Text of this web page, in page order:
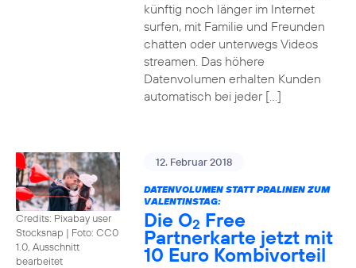
künftig noch länger im Internet
surfen, mit Familie und Freunden
chatten oder unterwegs Videos
streamen. Das höhere
Datenvolumen erhalten Kunden
automatisch bei jeder […]
Credits: Pixabay user
Stocksnap | Foto: CC0
1.0, Ausschnitt
bearbeitet
12. Februar 2018
DATENVOLUMEN STATT PRALINEN ZUM
VALENTINSTAG:
Die O2 Free
Partnerkarte jetzt mit
10 Euro Kombivorteil